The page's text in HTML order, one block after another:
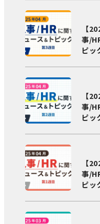
【
事/
ピッ
【
事/
ピッ
【
事/
ピッ